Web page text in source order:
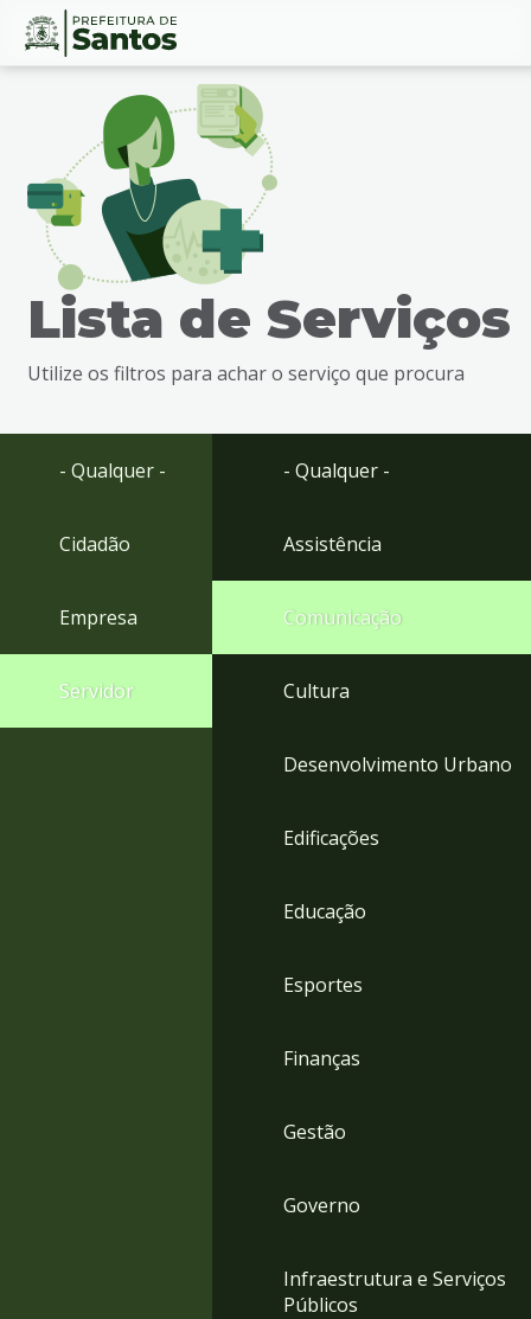
Ir
busca
Ir
Conteúdo
Lista de Serviços
Utilize os filtros para achar o serviço que procura
- Qualquer -
Cidadão
Empresa
Servidor
- Qualquer -
Assistência
Comunicação
Cultura
Desenvolvimento Urbano
Edificações
Educação
Esportes
Finanças
Gestão
Governo
Infraestrutura e Serviços
Públicos